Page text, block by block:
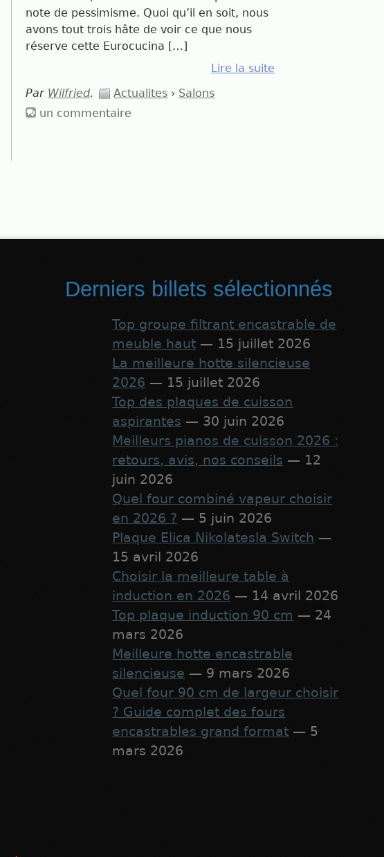
note de pessimisme. Quoi qu’il en soit, nous
avons tout trois hâte de voir ce que nous
réserve cette Eurocucina […]
Lire la suite
Par Wilfried. Actualites › Salons
un commentaire
Derniers billets sélectionnés
Top groupe filtrant encastrable de
meuble haut — 15 juillet 2026
La meilleure hotte silencieuse
2026 — 15 juillet 2026
Top des plaques de cuisson
aspirantes — 30 juin 2026
Meilleurs pianos de cuisson 2026 :
retours, avis, nos conseils — 12
juin 2026
Quel four combiné vapeur choisir
en 2026 ? — 5 juin 2026
Plaque Elica Nikolatesla Switch —
15 avril 2026
Choisir la meilleure table à
induction en 2026 — 14 avril 2026
Top plaque induction 90 cm — 24
mars 2026
Meilleure hotte encastrable
silencieuse — 9 mars 2026
Quel four 90 cm de largeur choisir
? Guide complet des fours
encastrables grand format — 5
mars 2026